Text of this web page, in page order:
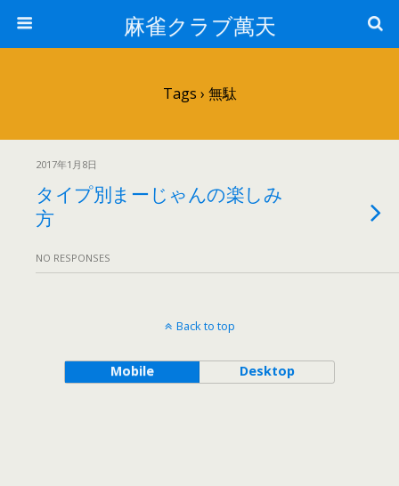
麻雀クラブ萬天
Tags › 無駄
2017年1月8日
タイプ別まーじゃんの楽しみ
方
NO RESPONSES
Back to top
Mobile Desktop